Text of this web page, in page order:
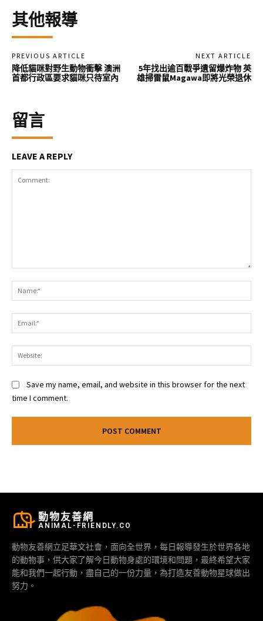
其他報導
PREVIOUS ARTICLE
降低貓咪對野生動物衝擊 澳洲
首都行政區要求貓咪只待室內
NEXT ARTICLE
5年找出逾百戰爭遺留爆炸物 英
雄掃雷鼠Magawa即將光榮退休
留言
LEAVE A REPLY
Save my name, email, and website in this browser for the next
time I comment.
動物友善網
ANIMAL-FRIENDLY.CO
動物友善網立足華文社會，面向全世界，每日報導發生於世界各地
的動物事，供大家了解今日動物身處的環境和問題，最終希望大家
能和我們一起行動，盡自己的一份力量，為打造友善動物星球做出
努力。